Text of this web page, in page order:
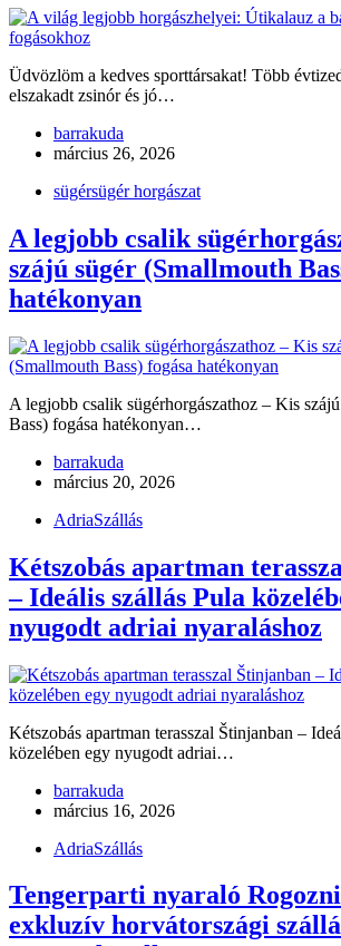
Üdvözlöm a kedves sporttársakat! Több
elszakadt zsinór és jó…
barrakuda
március 26, 2026
sügérsügér horgászat
A legjobb csalik
szájú sügér (Smallmouth
hatékonyan
A legjobb csalik sügérhorgászathoz – Kis
Bass) fogása hatékonyan…
barrakuda
március 20, 2026
AdriaSzállás
Kétszobás apartman
– Ideális szállás Pula
nyugodt adriai nyaraláshoz
Kétszobás apartman terasszal Štinjanban –
közelében egy nyugodt adriai…
barrakuda
március 16, 2026
AdriaSzállás
Tengerparti nyaraló
exkluzív horvátországi